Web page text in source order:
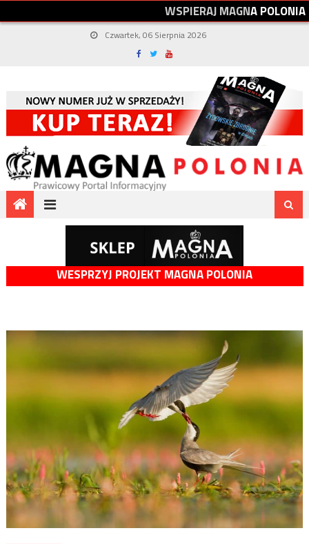
WSPIERAJMAGNAPOLONIA
Czwartek, 06 Sierpnia 2026
WESPRZYJ PROJEKT MAGNA POLONIA